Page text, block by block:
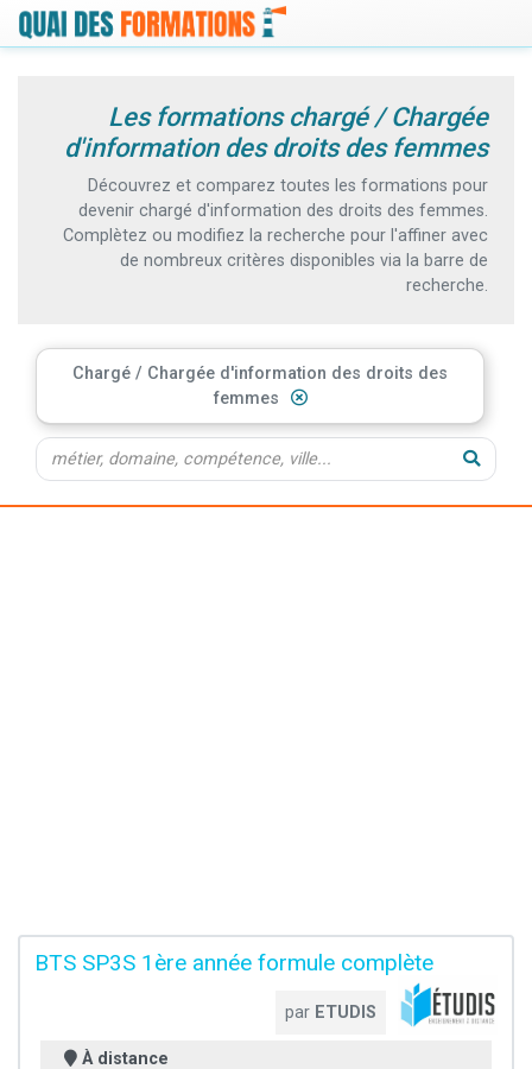
Les formations chargé / Chargée
d'information des droits des femmes
Découvrez et comparez toutes les formations pour
devenir chargé d'information des droits des femmes.
Complètez ou modifiez la recherche pour l'affiner avec
de nombreux critères disponibles via la barre de
recherche.
Chargé / Chargée d'information des droits des
femmes
BTS SP3S 1ère année formule complète
par ETUDIS
À distance